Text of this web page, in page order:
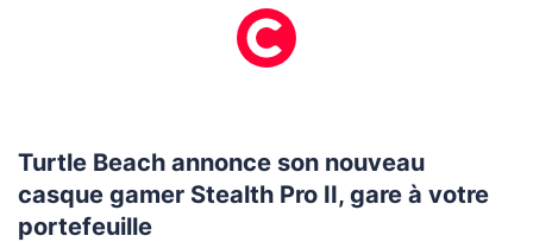
Turtle Beach annonce son nouveau
casque gamer Stealth Pro II, gare à votre
portefeuille